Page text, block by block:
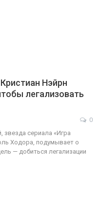
Нэйрн
легализовать
0
звезда сериала «Игра
Ходора, подумывает о
— добиться легализации